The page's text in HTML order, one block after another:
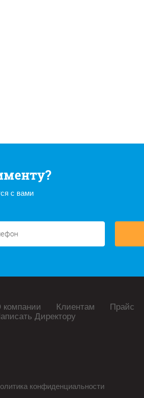
с вами
Клиентам Прайс
Директору
конфиденциальности